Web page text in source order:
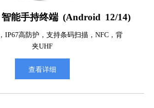
能手持终端 (Android 12/14)
IP67高防护，支持条码扫描，NFC，背
夹UHF
查看详细